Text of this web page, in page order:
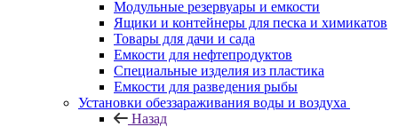
Модульные резервуары и емкости
Ящики и контейнеры для песка и химикатов
Товары для дачи и сада
Емкости для нефтепродуктов
Специальные изделия из пластика
Емкости для разведения рыбы
Установки обеззараживания воды и воздуха
Назад